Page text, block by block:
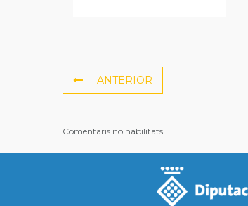
ANTERIOR
Comentaris no habilitats